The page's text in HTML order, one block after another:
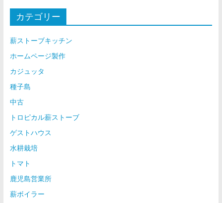
カテゴリー
薪ストーブキッチン
ホームページ製作
カジュッタ
種子島
中古
トロピカル薪ストーブ
ゲストハウス
水耕栽培
トマト
鹿児島営業所
薪ボイラー